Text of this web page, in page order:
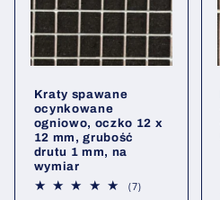
Kraty spawane
ocynkowane
ogniowo, oczko 12 x
12 mm, grubość
drutu 1 mm, na
wymiar
(7)7